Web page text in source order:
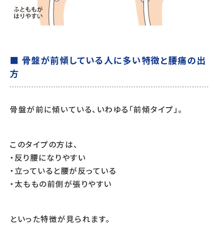
■ 骨盤が前傾している人に多い特徴と腰痛の出
方
骨盤が前に傾いている、いわゆる「前傾タイプ」。
このタイプの方は、
・反り腰になりやすい
・立っていると腰が反っている
・太ももの前側が張りやすい
といった特徴が見られます。